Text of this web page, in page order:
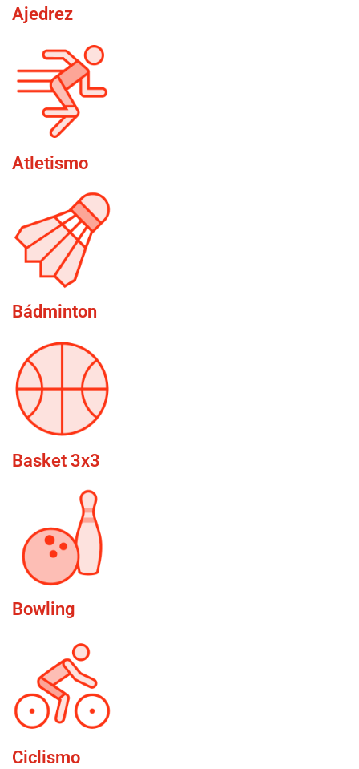
Ajedrez
Atletismo
Bádminton
Basket 3x3
Bowling
Ciclismo